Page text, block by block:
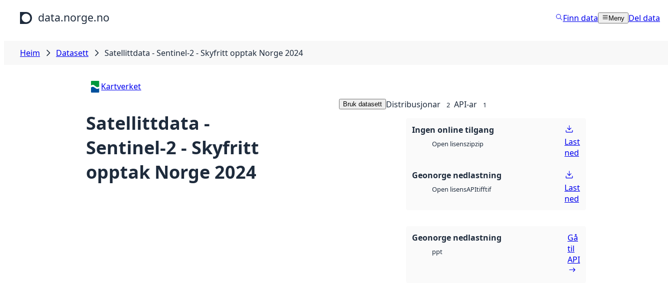
Hopp til hovudinnhald
data.norge.no Finn data Meny Del data
Heim Datasett Satellittdata - Sentinel-2 - Skyfritt opptak Norge 2024
Kartverket
Satellittdata -
Sentinel-2 - Skyfritt
opptak Norge 2024
Bruk datasett Distribusjonar 2 API-ar 1
Ingen online tilgang
Open lisenszipzip
Last
ned
Geonorge nedlastning
Open lisensAPItifftif
Last
ned
Geonorge nedlastning
ppt
Gå
til
API